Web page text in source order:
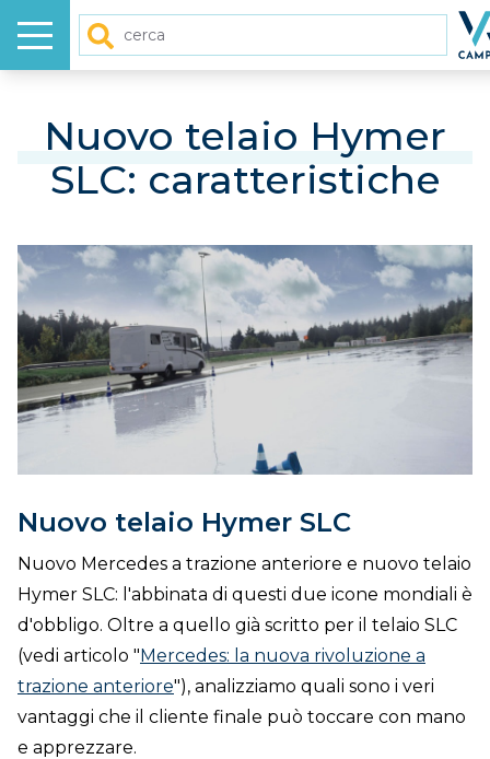
Menu
NUOVO
GALLERY
VIDEO
ARTICOLI
CONTATTI
Nuovo telaio Hymer
SLC: caratteristiche
Nuovo telaio Hymer SLC
Nuovo Mercedes a trazione anteriore e nuovo telaio
Hymer SLC: l'abbinata di questi due icone mondiali è
d'obbligo. Oltre a quello già scritto per il telaio SLC
(vedi articolo "Mercedes: la nuova rivoluzione a
trazione anteriore"), analizziamo quali sono i veri
vantaggi che il cliente finale può toccare con mano
e apprezzare.